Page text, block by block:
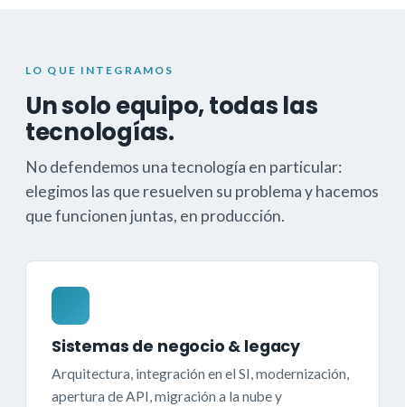
LO QUE INTEGRAMOS
Un solo equipo, todas las
tecnologías.
No defendemos una tecnología en particular:
elegimos las que resuelven su problema y hacemos
que funcionen juntas, en producción.
Sistemas de negocio & legacy
Arquitectura, integración en el SI, modernización,
apertura de API, migración a la nube y